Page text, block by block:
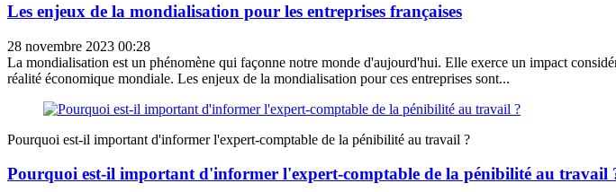
Les enjeux de la mondialisation pour les entreprises françaises
28 novembre 2023 00:28
La mondialisation est un phénomène qui façonne notre monde d'aujourd'hui. Elle exerce un impact
réalité économique mondiale. Les enjeux de la mondialisation pour ces entreprises sont...
Pourquoi est-il important d'informer l'expert-comptable de la pénibilité au travail ?
Pourquoi est-il important d'informer l'expert-comptable de la pénibilité au travail